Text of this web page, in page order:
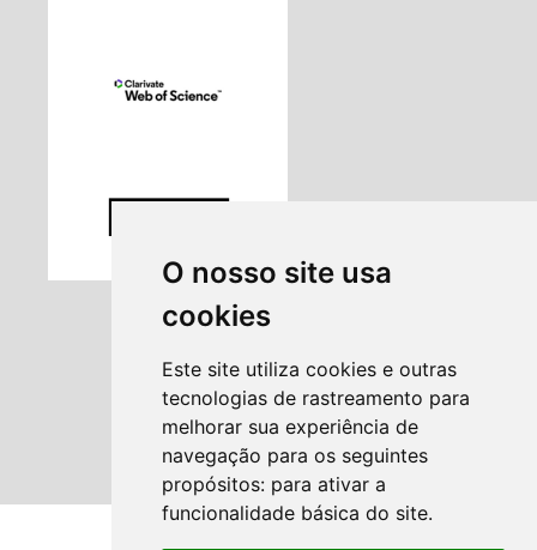
O nosso site usa
cookies
Este site utiliza cookies e outras
tecnologias de rastreamento para
melhorar sua experiência de
navegação para os seguintes
propósitos: para ativar a
funcionalidade básica do site.